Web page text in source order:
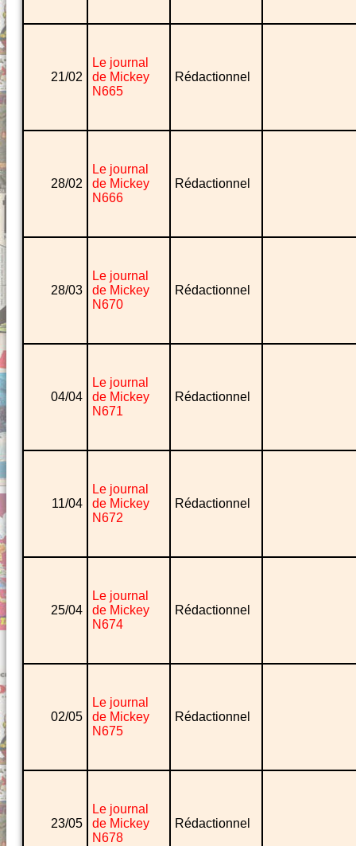
21/02
Le journal
de Mickey
N665
Rédactionnel
28/02
Le journal
de Mickey
N666
Rédactionnel
28/03
Le journal
de Mickey
N670
Rédactionnel
04/04
Le journal
de Mickey
N671
Rédactionnel
11/04
Le journal
de Mickey
N672
Rédactionnel
25/04
Le journal
de Mickey
N674
Rédactionnel
02/05
Le journal
de Mickey
N675
Rédactionnel
23/05
Le journal
de Mickey
N678
Rédactionnel